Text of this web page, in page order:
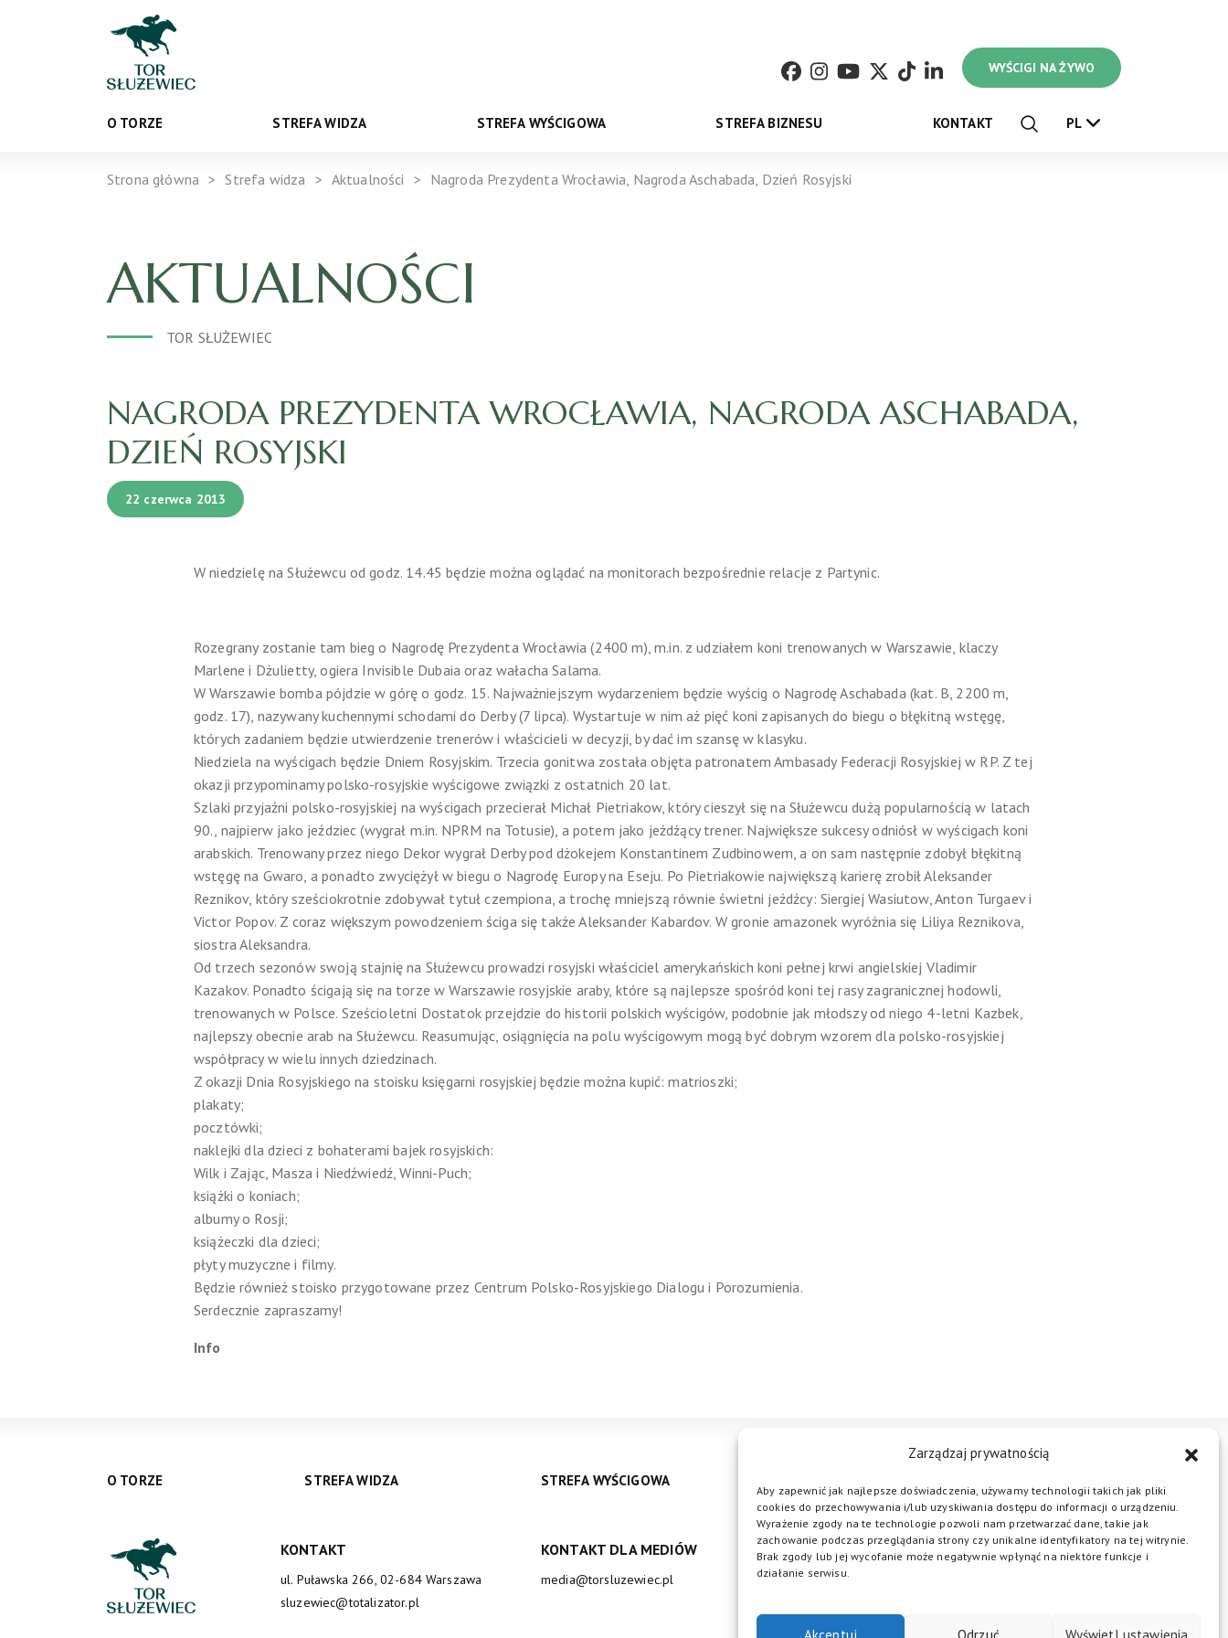
Zarządzaj prywatnością
Aby zapewnić jak najlepsze doświadczenia, używamy technologii takich jak pliki
cookies do przechowywania i/lub uzyskiwania dostępu do informacji o urządzeniu.
Wyrażenie zgody na te technologie pozwoli nam przetwarzać dane, takie jak
zachowanie podczas przeglądania strony czy unikalne identyfikatory na tej witrynie.
Brak zgody lub jej wycofanie może negatywnie wpłynąć na niektóre funkcje i
działanie serwisu.
Akceptuj Odrzuć Wyświetl ustawienia
WYŚCIGI NA ŻYWO
O TORZE STREFA WIDZA STREFA WYŚCIGOWA STREFA BIZNESU KONTAKT PL
Strona główna Strefa widza Aktualności Nagroda Prezydenta Wrocławia, Nagroda Aschabada, Dzień Rosyjski
AKTUALNOŚCI
TOR SŁUŻEWIEC
NAGRODA PREZYDENTA WROCŁAWIA, NAGRODA ASCHABADA,
DZIEŃ ROSYJSKI
22 czerwca 2013
W niedzielę na Służewcu od godz. 14.45 będzie można oglądać na monitorach bezpośrednie relacje z Partynic.
Rozegrany zostanie tam bieg o Nagrodę Prezydenta Wrocławia (2400 m), m.in. z udziałem koni trenowanych w Warszawie, klaczy
Marlene i Dżulietty, ogiera Invisible Dubaia oraz wałacha Salama.
W Warszawie bomba pójdzie w górę o godz. 15. Najważniejszym wydarzeniem będzie wyścig o Nagrodę Aschabada (kat. B, 2200 m,
godz. 17), nazywany kuchennymi schodami do Derby (7 lipca). Wystartuje w nim aż pięć koni zapisanych do biegu o błękitną wstęgę,
których zadaniem będzie utwierdzenie trenerów i właścicieli w decyzji, by dać im szansę w klasyku.
Niedziela na wyścigach będzie Dniem Rosyjskim. Trzecia gonitwa została objęta patronatem Ambasady Federacji Rosyjskiej w RP. Z tej
okazji przypominamy polsko-rosyjskie wyścigowe związki z ostatnich 20 lat.
Szlaki przyjaźni polsko-rosyjskiej na wyścigach przecierał Michał Pietriakow, który cieszył się na Służewcu dużą popularnością w latach
90., najpierw jako jeździec (wygrał m.in. NPRM na Totusie), a potem jako jeżdżący trener. Największe sukcesy odniósł w wyścigach koni
arabskich. Trenowany przez niego Dekor wygrał Derby pod dżokejem Konstantinem Zudbinowem, a on sam następnie zdobył błękitną
wstęgę na Gwaro, a ponadto zwyciężył w biegu o Nagrodę Europy na Eseju. Po Pietriakowie największą karierę zrobił Aleksander
Reznikov, który sześciokrotnie zdobywał tytuł czempiona, a trochę mniejszą równie świetni jeźdźcy: Siergiej Wasiutow, Anton Turgaev i
Victor Popov. Z coraz większym powodzeniem ściga się także Aleksander Kabardov. W gronie amazonek wyróżnia się Liliya Reznikova,
siostra Aleksandra.
Od trzech sezonów swoją stajnię na Służewcu prowadzi rosyjski właściciel amerykańskich koni pełnej krwi angielskiej Vladimir
Kazakov. Ponadto ścigają się na torze w Warszawie rosyjskie araby, które są najlepsze spośród koni tej rasy zagranicznej hodowli,
trenowanych w Polsce. Sześcioletni Dostatok przejdzie do historii polskich wyścigów, podobnie jak młodszy od niego 4-letni Kazbek,
najlepszy obecnie arab na Służewcu. Reasumując, osiągnięcia na polu wyścigowym mogą być dobrym wzorem dla polsko-rosyjskiej
współpracy w wielu innych dziedzinach.
Z okazji Dnia Rosyjskiego na stoisku księgarni rosyjskiej będzie można kupić: matrioszki;
plakaty;
pocztówki;
naklejki dla dzieci z bohaterami bajek rosyjskich:
Wilk i Zając, Masza i Niedźwiedź, Winni-Puch;
książki o koniach;
albumy o Rosji;
książeczki dla dzieci;
płyty muzyczne i filmy.
Będzie również stoisko przygotowane przez Centrum Polsko-Rosyjskiego Dialogu i Porozumienia.
Serdecznie zapraszamy!
Info
O TORZE STREFA WIDZA STREFA WYŚCIGOWA
KONTAKT
ul. Puławska 266, 02-684 Warszawa
sluzewiec@totalizator.pl
KONTAKT DLA MEDIÓW
media@torsluzewiec.pl
DOŁĄCZ DO NAS